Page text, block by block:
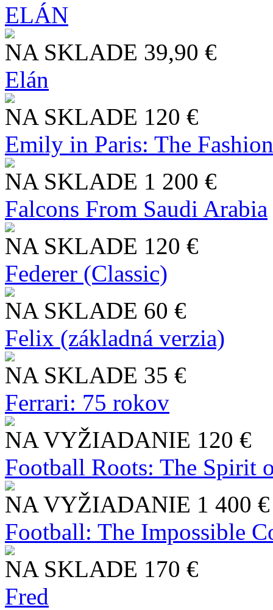
ELÁN
NA SKLADE 39,90 €
Elán
NA SKLADE 120 €
Emily in Paris: The
NA SKLADE 1 200 €
Falcons From Saudi Arabia
NA SKLADE 120 €
Federer (Classic)
NA SKLADE 60 €
Felix (základná verzia)
NA SKLADE 35 €
Ferrari: 75 rokov
NA VYŽIADANIE 120 €
Football Roots: The Spirit
NA VYŽIADANIE 1 400 €
Football: The Impossible
NA SKLADE 170 €
Fred